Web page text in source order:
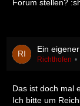
Forum stellen?
Ein
Richthofen
Das ist doch mal
Ich bitte um